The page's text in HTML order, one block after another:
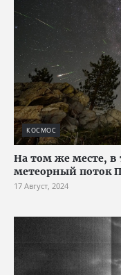
КОСМОС
На том же месте, в
метеорный поток
17 Август, 2024